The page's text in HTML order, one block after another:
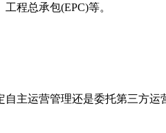
工程总承包(EPC)等。
自主运营管理还是委托第三方